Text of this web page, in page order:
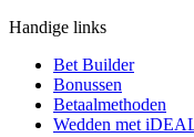
Handige links
Bet Builder
Bonussen
Betaalmethoden
Wedden met